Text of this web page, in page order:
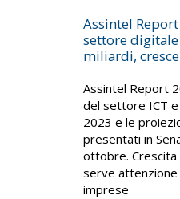
Assintel
settore digitale
miliardi,
Assintel Report
del settore ICT
2023 e le
presentati in
ottobre. Crescita
serve attenzione
imprese